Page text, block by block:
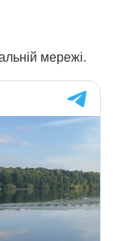
мережі.